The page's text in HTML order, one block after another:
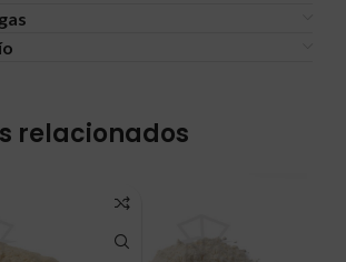
relacionados